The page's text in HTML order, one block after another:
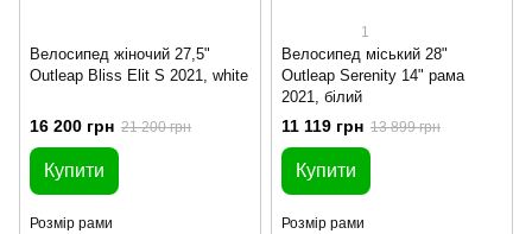
Велосипед жіночий 27,5"
Outleap Bliss Elit S 2021, white
16 200 грн 21 200 грн
Купити
Розмір рами
1
Велосипед міський 28"
Outleap Serenity 14" рама
2021, білий
11 119 грн 13 899 грн
Купити
Розмір рами